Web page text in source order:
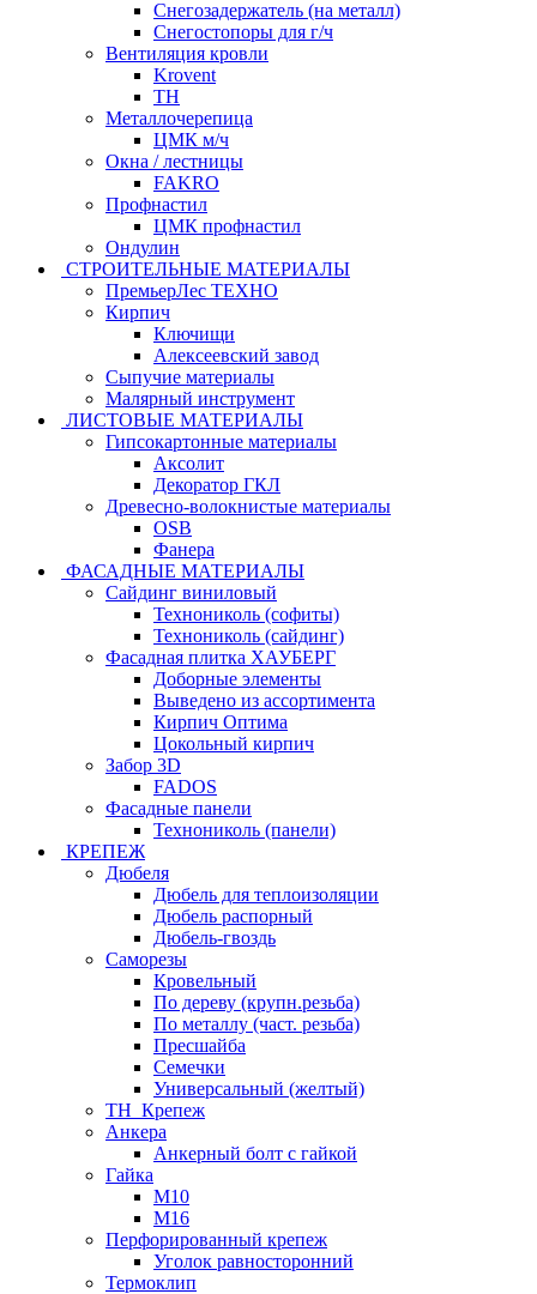
Снегозадержатель (на металл)
Снегостопоры для г/ч
Вентиляция кровли
Krovent
ТН
Металлочерепица
ЦМК м/ч
Окна / лестницы
FAKRO
Профнастил
ЦМК профнастил
Ондулин
СТРОИТЕЛЬНЫЕ МАТЕРИАЛЫ
ПремьерЛес ТЕХНО
Кирпич
Ключищи
Алексеевский завод
Сыпучие материалы
Малярный инструмент
ЛИСТОВЫЕ МАТЕРИАЛЫ
Гипсокартонные материалы
Аксолит
Декоратор ГКЛ
Древесно-волокнистые материалы
OSB
Фанера
ФАСАДНЫЕ МАТЕРИАЛЫ
Сайдинг виниловый
Технониколь (софиты)
Технониколь (сайдинг)
Фасадная плитка ХАУБЕРГ
Доборные элементы
Выведено из ассортимента
Кирпич Оптима
Цокольный кирпич
Забор 3D
FADOS
Фасадные панели
Технониколь (панели)
КРЕПЕЖ
Дюбеля
Дюбель для теплоизоляции
Дюбель распорный
Дюбель-гвоздь
Саморезы
Кровельный
По дереву (крупн.резьба)
По металлу (част. резьба)
Пресшайба
Семечки
Универсальный (желтый)
ТН_Крепеж
Анкера
Анкерный болт с гайкой
Гайка
М10
М16
Перфорированный крепеж
Уголок равносторонний
Термоклип